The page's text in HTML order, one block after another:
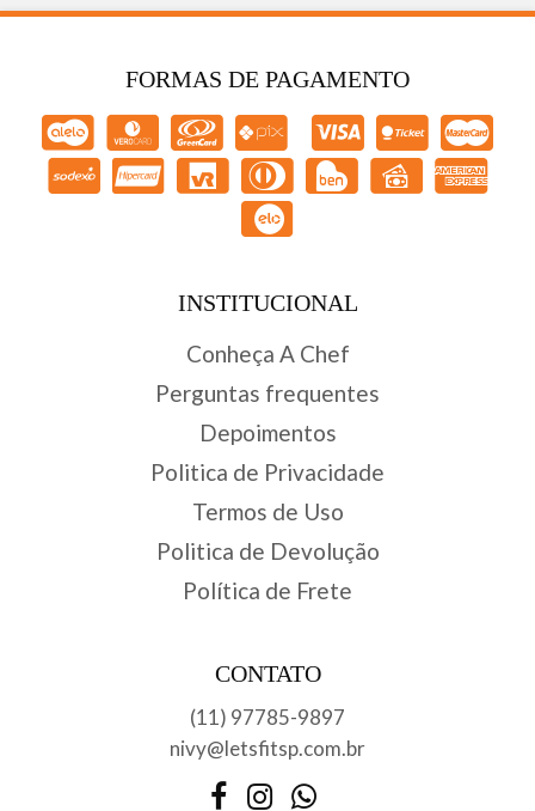
FORMAS DE PAGAMENTO
INSTITUCIONAL
Conheça A Chef
Perguntas frequentes
Depoimentos
Politica de Privacidade
Termos de Uso
Politica de Devolução
Política de Frete
CONTATO
(11) 97785-9897
nivy@letsfitsp.com.br
FacebookInstagramWhatsApp